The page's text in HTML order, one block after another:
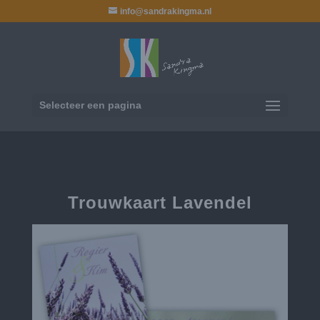
info@sandrakingma.nl
Selecteer een pagina
Trouwkaart Lavendel